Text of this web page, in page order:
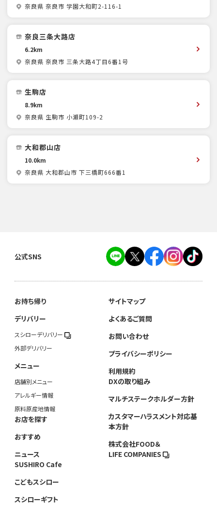
奈良県 奈良市 学園大和町2-116-1
奈良三条大路店
6.2km
奈良県 奈良市 三条大路4丁目6番1号
生駒店
8.9km
奈良県 生駒市 小瀬町109-2
大和郡山店
10.0km
奈良県 大和郡山市 下三橋町666番1
公式SNS
お持ち帰り
デリバリー
スシローデリバリー
外部デリバリー
メニュー
店舗別メニュー
アレルギー情報
原料原産地情報
お店を探す
おすすめ
ニュース
SUSHIRO Cafe
こどもスシロー
スシローギフト
サイトマップ
よくあるご質問
お問い合わせ
プライバシーポリシー
利用規約
DXの取り組み
マルチステークホルダー方針
カスタマーハラスメント対応基
本方針
株式会社FOOD＆
LIFE COMPANIES